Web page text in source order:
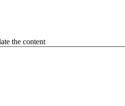
the content